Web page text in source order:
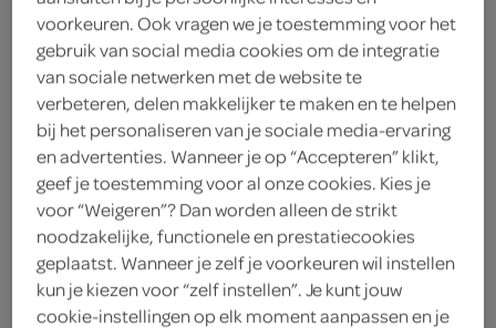
0.0 krat 24x300 ml
nu voor €14.49
Voeg 1 of meer producten aan je winkelmand toe en
profiteer van de lage prijs.
deze aanbieding is verlopen
bekijk huidige aanbiedingen
voorkeuren. Ook vragen we je toestemming voor het
gebruik van social media cookies om de integratie
van sociale netwerken met de website te
verbeteren, delen makkelijker te maken en te helpen
bij het personaliseren van je sociale media-ervaring
en advertenties. Wanneer je op “Accepteren” klikt,
geef je toestemming voor al onze cookies. Kies je
voor “Weigeren”? Dan worden alleen de strikt
noodzakelijke, functionele en prestatiecookies
geplaatst. Wanneer je zelf je voorkeuren wil instellen
kun je kiezen voor “zelf instellen”. Je kunt jouw
cookie-instellingen op elk moment aanpassen en je